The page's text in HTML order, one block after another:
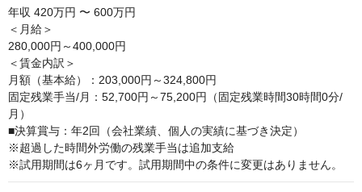
年収 420万円 〜 600万円
＜月給＞
280,000円～400,000円
＜賃金内訳＞
月額（基本給）：203,000円～324,800円
固定残業手当/月：52,700円～75,200円（固定残業時間30時間0分/
月）
■決算賞与：年2回（会社業績、個人の実績に基づき決定）
※超過した時間外労働の残業手当は追加支給
※試用期間は6ヶ月です。試用期間中の条件に変更はありません。